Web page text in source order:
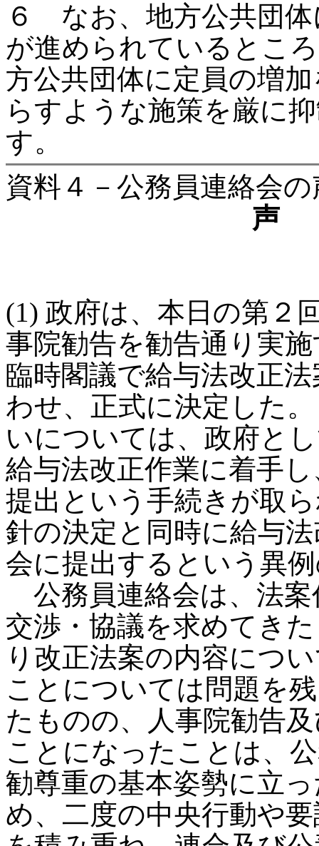
６ なお、地方公共団体
が進められているとこ
方公共団体に定員の増
らすような施策を厳に
す。
資料４－公務員連絡会の
(1) 政府は、本日の第２
事院勧告を勧告通り実
臨時閣議で給与法改正
わせ、正式に決定した
いについては、政府と
給与法改正作業に着手
提出という手続きが取
針の決定と同時に給与
会に提出するという異
公務員連絡会は、法案
交渉・協議を求めてき
り改正法案の内容につ
ことについては問題を
たものの、人事院勧告
ことになったことは、
勧尊重の基本姿勢に立
め、二度の中央行動や